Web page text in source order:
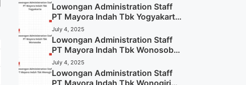
Lowongan Administration Staff
PT Mayora Indah Tbk Yogyakarta
Tahun 2025
July 4, 2025
Lowongan Administration Staff
PT Mayora Indah Tbk Wonosobo
Tahun 2025 (Lamar Sekarang)
July 4, 2025
Lowongan Administration Staff
PT Mayora Indah Tbk Wonogiri